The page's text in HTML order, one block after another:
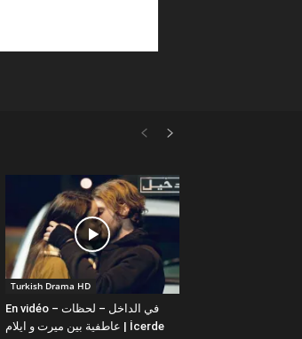
Turkish Drama HD
En vidéo – في الداخل – لحظات
عاطفية بين ميرت و ايلام | İcerde